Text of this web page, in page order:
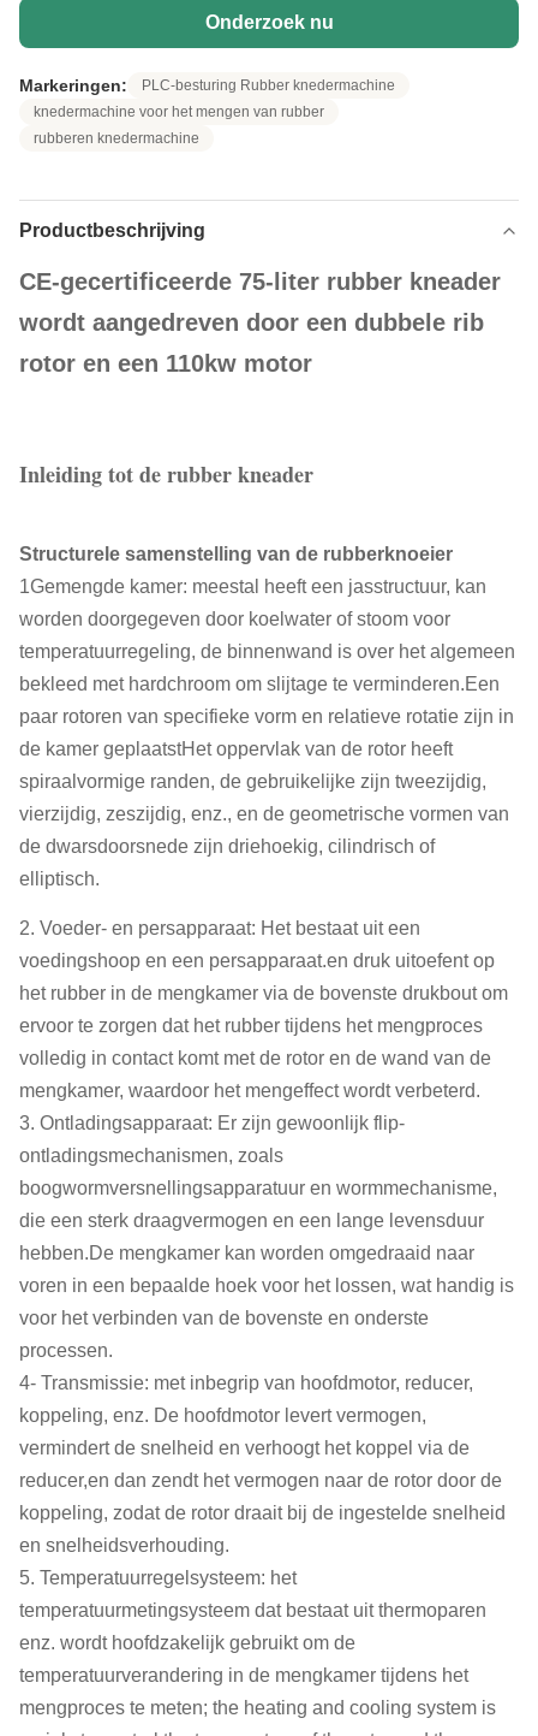
Onderzoek nu
Markeringen:
PLC-besturing Rubber knedermachine
knedermachine voor het mengen van rubber
rubberen knedermachine
Productbeschrijving
CE-gecertificeerde 75-liter rubber kneader
wordt aangedreven door een dubbele rib
rotor en een 110kw motor
Inleiding tot de rubber kneader
Structurele samenstelling van de rubberknoeier
1Gemengde kamer: meestal heeft een jasstructuur, kan
worden doorgegeven door koelwater of stoom voor
temperatuurregeling, de binnenwand is over het algemeen
bekleed met hardchroom om slijtage te verminderen.Een
paar rotoren van specifieke vorm en relatieve rotatie zijn in
de kamer geplaatstHet oppervlak van de rotor heeft
spiraalvormige randen, de gebruikelijke zijn tweezijdig,
vierzijdig, zeszijdig, enz., en de geometrische vormen van
de dwarsdoorsnede zijn driehoekig, cilindrisch of
elliptisch.
2. Voeder- en persapparaat: Het bestaat uit een
voedingshoop en een persapparaat.en druk uitoefent op
het rubber in de mengkamer via de bovenste drukbout om
ervoor te zorgen dat het rubber tijdens het mengproces
volledig in contact komt met de rotor en de wand van de
mengkamer, waardoor het mengeffect wordt verbeterd.
3. Ontladingsapparaat: Er zijn gewoonlijk flip-
ontladingsmechanismen, zoals
boogwormversnellingsapparatuur en wormmechanisme,
die een sterk draagvermogen en een lange levensduur
hebben.De mengkamer kan worden omgedraaid naar
voren in een bepaalde hoek voor het lossen, wat handig is
voor het verbinden van de bovenste en onderste
processen.
4- Transmissie: met inbegrip van hoofdmotor, reducer,
koppeling, enz. De hoofdmotor levert vermogen,
vermindert de snelheid en verhoogt het koppel via de
reducer,en dan zendt het vermogen naar de rotor door de
koppeling, zodat de rotor draait bij de ingestelde snelheid
en snelheidsverhouding.
5. Temperatuurregelsysteem: het
temperatuurmetingsysteem dat bestaat uit thermoparen
enz. wordt hoofdzakelijk gebruikt om de
temperatuurverandering in de mengkamer tijdens het
mengproces te meten; the heating and cooling system is